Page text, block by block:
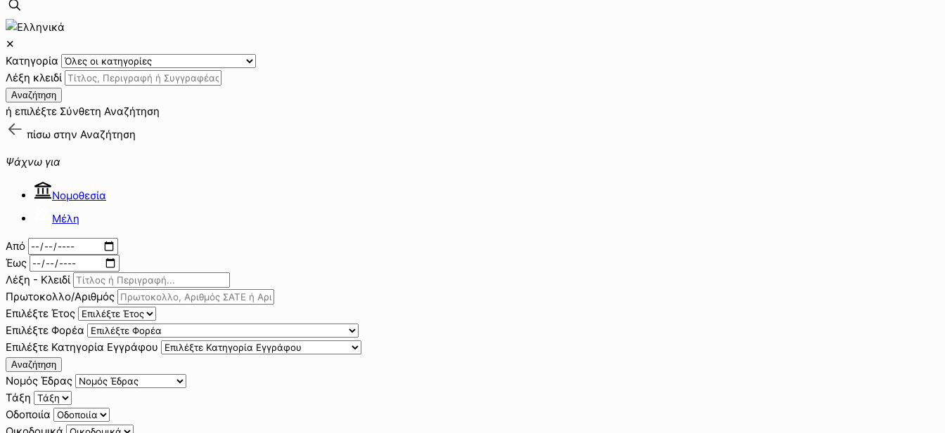
✕
Κατηγορία
Λέξη κλειδί
Αναζήτηση
ή επιλέξτε Σύνθετη Αναζήτηση
πίσω στην Αναζήτηση
Ψάχνω για
Νομοθεσία
Μέλη
Από
Έως
Λέξη - Κλειδί
Πρωτοκολλο/Αριθμός
Επιλέξτε Έτος
Επιλέξτε Φορέα
Επιλέξτε Κατηγορία Εγγράφου
Αναζήτηση
Νομός Έδρας
Τάξη
Οδοποιία